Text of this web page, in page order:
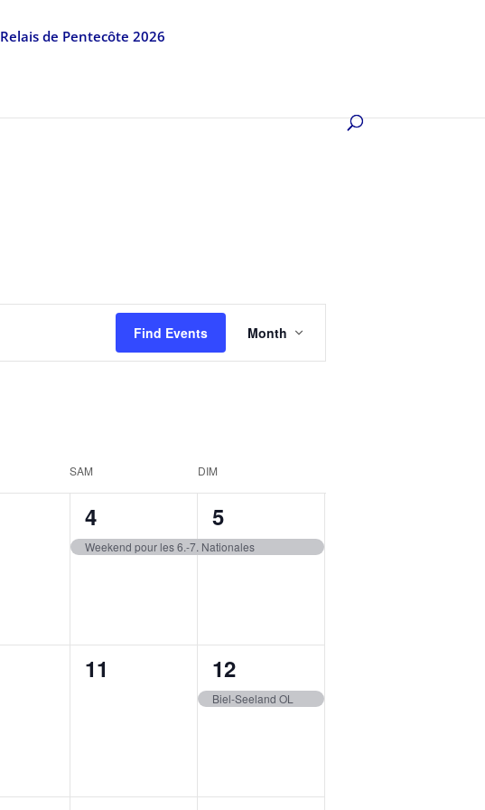
Relais de Pentecôte 2026
Find Events
Event
Views
Navigation
Month
SAM DIM
1
event,
4
Weekend pour les 6.-7. Nationales
1
event,
5
0
11
1
event,
12
Biel-Seeland OL